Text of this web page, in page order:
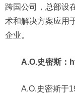
跨国公司，总部设
术和解决方案应用
企业。
A.O.史密斯：
A.O.史密斯于